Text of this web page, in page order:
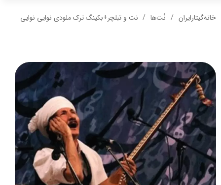
خانه‌گیتار‌ایران نُت‌ها نت و تبلچر+بکینگ ترک ملودی نوایی نوایی